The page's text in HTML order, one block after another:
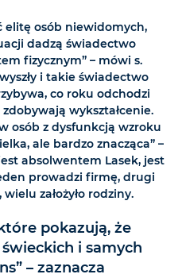
elitę osób niewidomych,
dadzą świadectwo
fizycznym” – mówi s.
i takie świadectwo
co roku odchodzi
wykształcenie.
osób z dysfunkcją wzroku
ale bardzo znacząca” –
absolwentem Lasek, jest
prowadzi firmę, drugi
założyło rodziny.
pokazują, że
i samych
– zaznacza